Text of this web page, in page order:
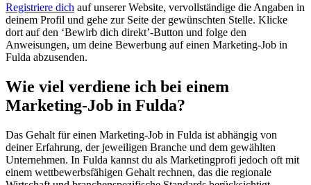
Registriere dich auf unserer Website, vervollständige die Angaben in
deinem Profil und gehe zur Seite der gewünschten Stelle. Klicke
dort auf den ‘Bewirb dich direkt’-Button und folge den
Anweisungen, um deine Bewerbung auf einen Marketing-Job in
Fulda abzusenden.
Wie viel verdiene ich bei einem
Marketing-Job in Fulda?
Das Gehalt für einen Marketing-Job in Fulda ist abhängig von
deiner Erfahrung, der jeweiligen Branche und dem gewählten
Unternehmen. In Fulda kannst du als Marketingprofi jedoch oft mit
einem wettbewerbsfähigen Gehalt rechnen, das die regionale